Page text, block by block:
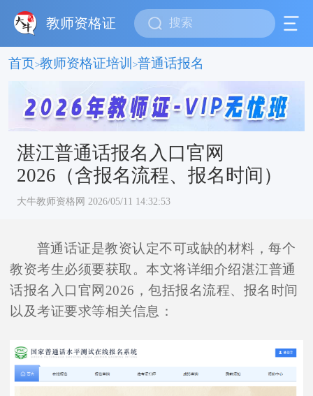
教师资格证
首页>教师资格证培训 >普通话报名
湛江普通话报名入口官网
2026（含报名流程、报名时间）
大牛教师资格网 2026/05/11 14:32:53
普通话证是教资认定不可或缺的材料，每个
教资考生必须要获取。本文将详细介绍湛江普通
话报名入口官网2026，包括报名流程、报名时间
以及考证要求等相关信息：